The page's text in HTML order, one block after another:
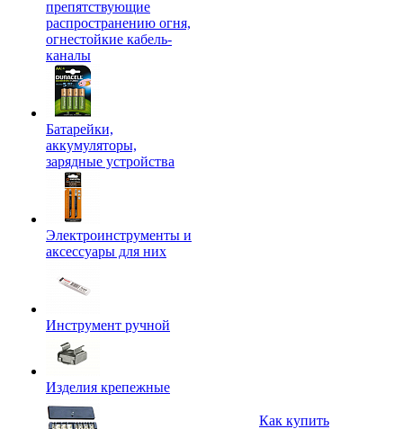
препятствующие
распространению огня,
огнестойкие кабель-
каналы
Батарейки,
аккумуляторы,
зарядные устройства
Электроинструменты и
аксессуары для них
Инструмент ручной
Изделия крепежные
Как купить